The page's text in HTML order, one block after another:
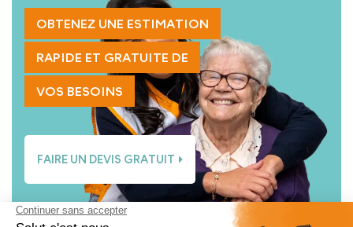
OBTENEZ UNE ESTIMATION
RAPIDE ET GRATUITE DE
VOS BESOINS
FAIRE UN DEVIS GRATUIT